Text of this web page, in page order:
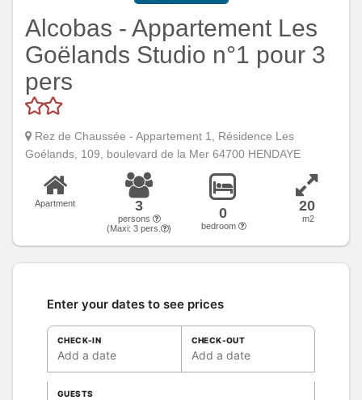
Alcobas - Appartement Les
Goëlands Studio n°1 pour 3
pers
Rez de Chaussée - Appartement 1, Résidence Les
Goélands, 109, boulevard de la Mer 64700 HENDAYE
Apartment 3
persons
(Maxi: 3 pers. )
0
bedroom
20
m2
Enter your dates to see prices
CHECK-IN
Add a date
CHECK-OUT
Add a date
GUESTS